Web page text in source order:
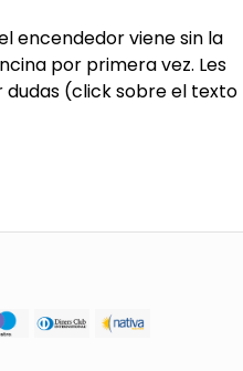
encendedor viene sin la
por primera vez. Les
(click sobre el texto